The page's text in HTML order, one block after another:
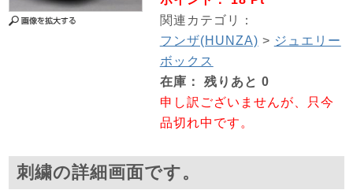
関連カテゴリ：
フンザ(HUNZA) > ジュエリー
ボックス
在庫：
残りあと 0
申し訳ございませんが、只今
品切れ中です。
刺繍の詳細画面です。